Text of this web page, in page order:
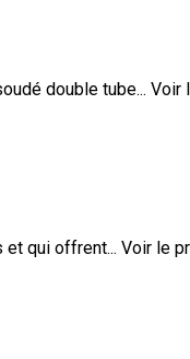
double tube... Voir
qui offrent... Voir le